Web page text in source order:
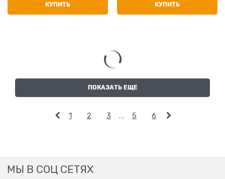
КУПИТЬ КУПИТЬ
ПОКАЗАТЬ ЕЩЕ
1 2 3 ... 5 6
МЫ В СОЦ СЕТЯХ